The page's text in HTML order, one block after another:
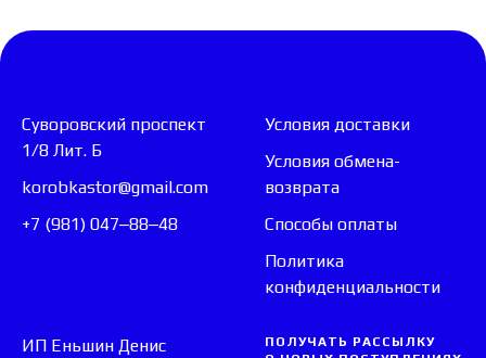
Суворовский проспект
1/8 Лит. Б
korobkastor@gmail.com
+7 (981) 047‒88‒48
Условия доставки
Условия обмена-
возврата
Способы оплаты
Политика
конфиденциальности
ИП Еньшин Денис
ПОЛУЧАТЬ РАССЫЛКУ